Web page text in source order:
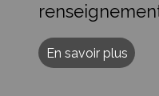
En savoir plus